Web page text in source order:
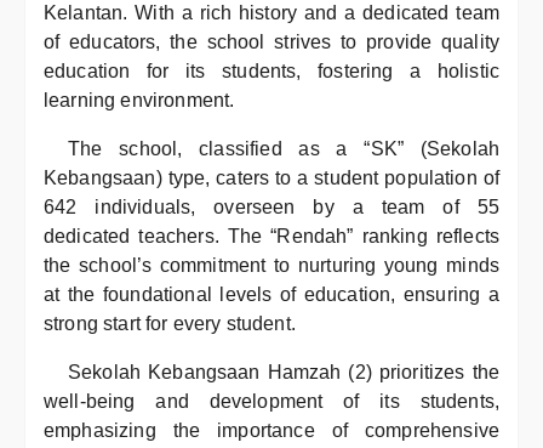
Kelantan. With a rich history and a dedicated team
of educators, the school strives to provide quality
education for its students, fostering a holistic
learning environment.
The school, classified as a “SK” (Sekolah
Kebangsaan) type, caters to a student population of
642 individuals, overseen by a team of 55
dedicated teachers. The “Rendah” ranking reflects
the school’s commitment to nurturing young minds
at the foundational levels of education, ensuring a
strong start for every student.
Sekolah Kebangsaan Hamzah (2) prioritizes the
well-being and development of its students,
emphasizing the importance of comprehensive